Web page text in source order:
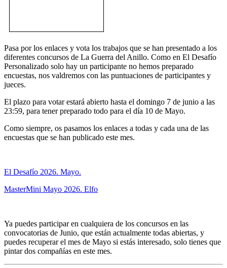
Pasa por los enlaces y vota los trabajos que se han presentado a los
diferentes concursos de La Guerra del Anillo. Como en El Desafío
Personalizado solo hay un participante no hemos preparado
encuestas, nos valdremos con las puntuaciones de participantes y
jueces.
El plazo para votar estará abierto hasta el domingo 7 de junio a las
23:59, para tener preparado todo para el día 10 de Mayo.
Como siempre, os pasamos los enlaces a todas y cada una de las
encuestas que se han publicado este mes.
El Desafío 2026. Mayo.
MasterMini Mayo 2026. Elfo
Ya puedes participar en cualquiera de los concursos en las
convocatorias de Junio, que están actualmente todas abiertas, y
puedes recuperar el mes de Mayo si estás interesado, solo tienes que
pintar dos compañías en este mes.